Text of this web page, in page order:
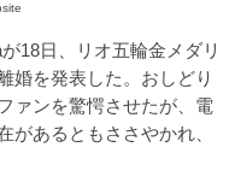
18日、リオ五輪金メダリ
婚を発表した。おしどり
ァンを驚愕させたが、電
があるともささやかれ、